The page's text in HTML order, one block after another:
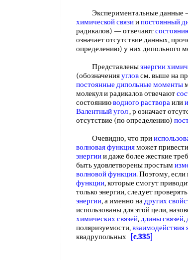
Экспериментальные данные
химической связиипостоянный
радикалов) — отвечают
означает отсутствие данных,
определению) у них дипольного
Представленыэнергии
(обозначенияугловсм. выше на
постоянные дипольные моменты
молекул и радикалов отвечают
состояниюводного раствораили
Валентный угол, р означает
отсутствие (по определению)
Очевидно, что при
волновая функцияможет
энергиии даже более жесткие
быть удовлетворены простым
волновой функции. Поэтому,
функции, которые смогут
только энергии, следует
энергии, а именно надругих
использованы для этой цели,
химических связей,длины связей,
поляризуемости,
квадрупольных
[c.335]